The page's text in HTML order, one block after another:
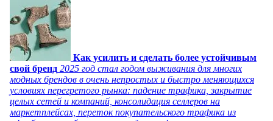
Как усилить и сделать более устойчивым
свой бренд 2025 год стал годом выживания для многих
модных брендов в очень непростых и быстро меняющихся
условиях перегретого рынка: падение трафика, закрытие
целых сетей и компаний, консолидация селлеров на
маркетплейсах, переток покупательского трафика из